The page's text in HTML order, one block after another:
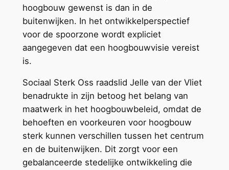
hoogbouw gewenst is dan in de
buitenwijken. In het ontwikkelperspectief
voor de spoorzone wordt expliciet
aangegeven dat een hoogbouwvisie vereist
is.
Sociaal Sterk Oss raadslid Jelle van der Vliet
benadrukte in zijn betoog het belang van
maatwerk in het hoogbouwbeleid, omdat de
behoeften en voorkeuren voor hoogbouw
sterk kunnen verschillen tussen het centrum
en de buitenwijken. Dit zorgt voor een
gebalanceerde stedelijke ontwikkeling die